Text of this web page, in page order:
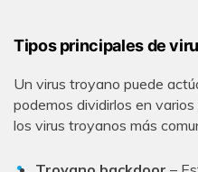
Tipos principales de
Un virus troyano puede
podemos dividirlos en
los virus troyanos más